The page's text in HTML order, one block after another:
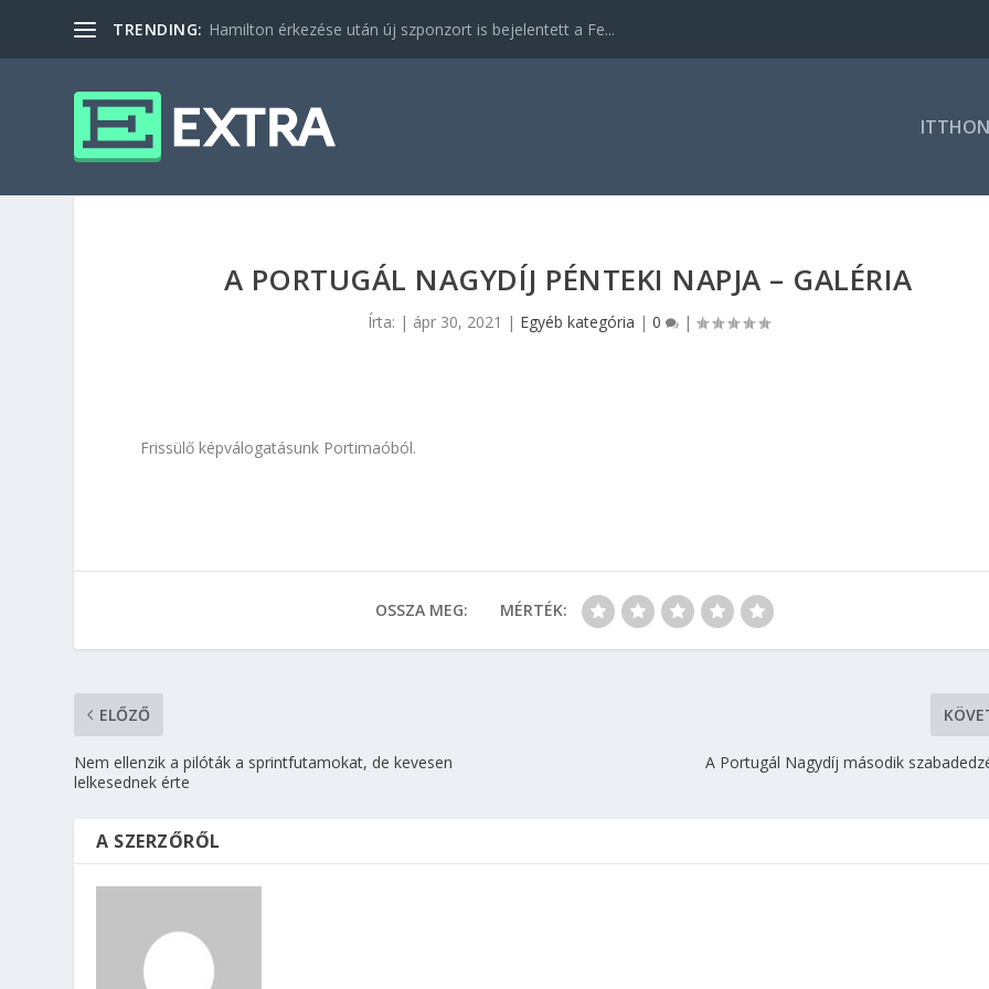
TRENDING: Hamilton érkezése után új szponzort is bejelentett a Fe...
ITTHON
A PORTUGÁL NAGYDÍJ PÉNTEKI NAPJA – GALÉRIA
Írta: | ápr 30, 2021 | Egyéb kategória | 0 |
Frissülő képválogatásunk Portimaóból.
OSSZA MEG: MÉRTÉK:
ELŐZŐ
Nem ellenzik a pilóták a sprintfutamokat, de kevesen
lelkesednek érte
A Portugál Nagydíj második
A SZERZŐRŐL